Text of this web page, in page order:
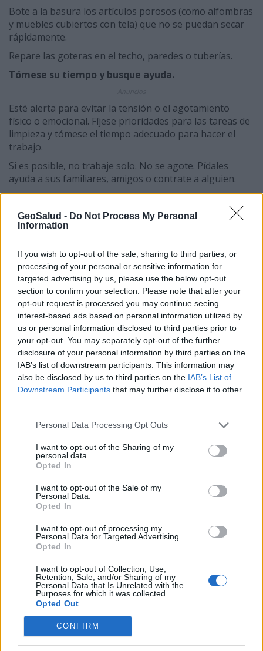
GeoSalud - Do Not Process My Personal
Information
If you wish to opt-out of the sale, sharing to third parties, or
processing of your personal or sensitive information for
targeted advertising by us, please use the below opt-out
section to confirm your selection. Please note that after your
opt-out request is processed you may continue seeing
interest-based ads based on personal information utilized by
us or personal information disclosed to third parties prior to
your opt-out. You may separately opt-out of the further
disclosure of your personal information by third parties on the
IAB’s list of downstream participants. This information may
also be disclosed by us to third parties on the IAB’s List of
Downstream Participants that may further disclose it to other
Personal Data Processing Opt Outs
I want to opt-out of the Sharing of my
personal data.
Opted In
I want to opt-out of the Sale of my
Personal Data.
Opted In
I want to opt-out of processing my
Personal Data for Targeted Advertising.
Opted In
I want to opt-out of Collection, Use,
Retention, Sale, and/or Sharing of my
Personal Data that Is Unrelated with the
Purposes for which it was collected.
Opted Out
CONFIRM
Bote a la basura los artículos porosos (como alfombras
y muebles cubiertos con tela) que no se puedan secar
rápidamente.
Repare las goteras en el techo, paredes o tuberías.
Tómese su tiempo y busque ayuda.
Esté alerta para evitar la tensión o el agotamiento
físico o emocional. Fíjese prioridades para las tareas de
limpieza y tómese el tiempo adecuado para hacer el
trabajo.
Si es posible, no trabaje solo. No se agote. Pídales
ayuda a sus familiares, amigos o contrate a alguien.
Si es necesario, solicite ayuda profesional.
Prevenga las lesiones músculo esqueléticas.
personas. No levante nada que pese más de 50 libras
(por persona).
Mantenga la calma.
Cuando haga calor, permanezca en lugares con aire
acondicionado; tome periodos de descanso en zonas
con sombra o en cuartos fríos; tome agua y líquidos sin
alcohol frecuentemente; use ropa ligera, amplia y de
colores claros; y haga las labores al aire libre durante
las horas más frescas.
Atienda sus lesiones.
Comuníquese con un médico para que le diga si su
lesión requiere tratamiento adicional (como una vacuna
contra el tétanos).
supuración, busque atención médica de inmediato.
Lávese las manos.
Use agua y jabón para lavarse las manos.
Si no hay agua, puede usar productos a base de alcohol
Use ropa protectora para las labores de limpieza.
Use cascos, gafas protectoras, guantes resistentes y
botas impermeables con punta y suela de acero (no
solo el enfranque de acero).